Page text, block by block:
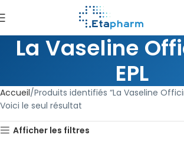
La Vaseline
EPL
Accueil Produits identifiés “La Vaseline
Voici le seul résultat
Afficher les filtres